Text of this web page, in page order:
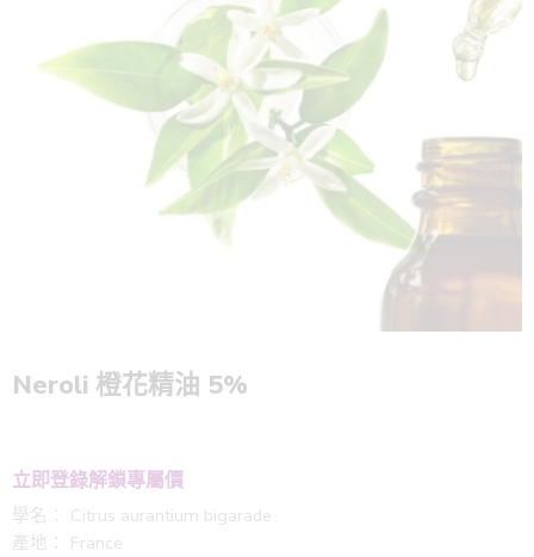
Neroli 橙花精油 5%
立即登錄解鎖專屬價
學名： Citrus aurantium bigarade
產地： France